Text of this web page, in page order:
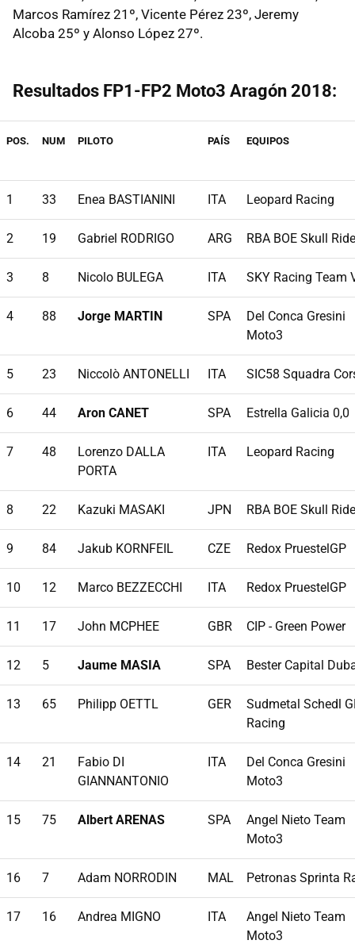
Marcos Ramírez 21º, Vicente Pérez 23º, Jeremy
Alcoba 25º y Alonso López 27º.
Resultados FP1-FP2 Moto3 Aragón 2018:
POS. NUM PILOTO PAÍS EQUIPOS
1 33 Enea BASTIANINI ITA Leopard Racing
2 19 Gabriel RODRIGO ARG RBA BOE Skull
3 8 Nicolo BULEGA ITA SKY Racing Team
4 88 Jorge MARTIN SPA
Del Conca Gresini
Moto3
5 23 Niccolò ANTONELLI ITA SIC58 Squadra
6 44 Aron CANET SPA Estrella Galicia 0,0
7 48
Lorenzo DALLA
PORTA
ITA Leopard Racing
8 22 Kazuki MASAKI JPN RBA BOE Skull
9 84 Jakub KORNFEIL CZE Redox PruestelGP
10 12 Marco BEZZECCHI ITA Redox PruestelGP
11 17 John MCPHEE GBR CIP - Green Power
12 5 Jaume MASIA SPA Bester Capital
13 65 Philipp OETTL GER
Sudmetal Schedl
Racing
14 21
Fabio DI
GIANNANTONIO
ITA
Del Conca Gresini
Moto3
15 75 Albert ARENAS SPA
Angel Nieto Team
Moto3
16 7 Adam NORRODIN MAL Petronas Sprinta
17 16 Andrea MIGNO ITA
Angel Nieto Team
Moto3